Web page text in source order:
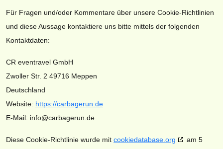
Für Fragen und/oder Kommentare über unsere Cookie-Richtlinien
und diese Aussage kontaktiere uns bitte mittels der folgenden
Kontaktdaten:
CR eventravel GmbH
Zwoller Str. 2 49716 Meppen
Deutschland
Website: https://carbagerun.de
E-Mail: info@carbagerun.de
Diese Cookie-Richtlinie wurde mit cookiedatabase.org
am 5